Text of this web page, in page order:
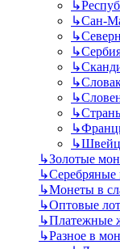
↳
↳Сан-
↳
↳
↳
↳
↳
↳
↳
↳
↳Золотые
↳
↳Монеты в
↳Оптовые
↳Платежные
↳Разное в